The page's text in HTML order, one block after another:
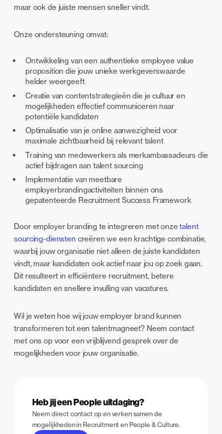
maar ook de juiste mensen sneller vindt.
Onze ondersteuning omvat:
Ontwikkeling van een authentieke employee value
proposition die jouw unieke werkgeverswaarde
helder weergeeft
Creatie van contentstrategieën die je cultuur en
mogelijkheden effectief communiceren naar
potentiële kandidaten
Optimalisatie van je online aanwezigheid voor
maximale zichtbaarheid bij relevant talent
Training van medewerkers als merkambassadeurs die
actief bijdragen aan talent sourcing
Implementatie van meetbare
employerbrandingactiviteiten binnen ons
gepatenteerde Recruitment Success Framework
Door employer branding te integreren met onzetalent
sourcing-diensten creëren we een krachtige combinatie,
waarbij jouw organisatie niet alleen de juiste kandidaten
vindt, maar kandidaten ook actief naar jou op zoek gaan.
Dit resulteert in efficiëntere recruitment, betere
kandidaten en snellere invulling van vacatures.
Wil je weten hoe wij jouw employer brand kunnen
transformeren tot een talentmagneet? Neem contact
met ons op voor een vrijblijvend gesprek over de
mogelijkheden voor jouw organisatie.
Heb jij een People uitdaging?
Neem direct contact op en verken samen de
mogelijkheden in Recruitment en People & Culture.